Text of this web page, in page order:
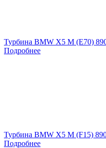
Турбина BMW X5 M (E70)
Подробнее
Турбина BMW X5 M (F15)
Подробнее